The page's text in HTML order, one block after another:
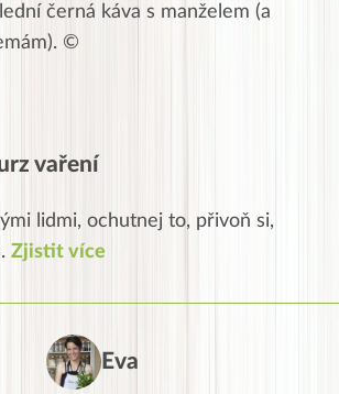
černá káva s manželem (a
©
vaření
lidmi, ochutnej to, přivoň si,
Zjistit více
Eva